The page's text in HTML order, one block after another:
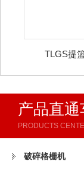
TLGS提
产品直通
PRODUCTS
破碎格栅机